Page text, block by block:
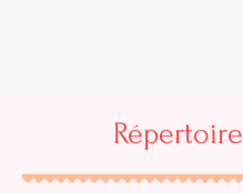
Répertoire